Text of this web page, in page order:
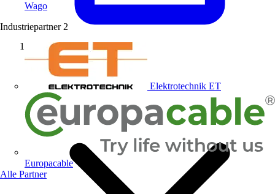
Wago
Industriepartner 2
Elektrotechnik ET
Europacable
Alle Partner
Startseite